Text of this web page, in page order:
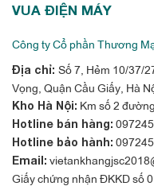
VUA ĐIỆN MÁY
Công ty Cổ phần Thương
Địa chỉ: Số 7, Hẻm 10/37/
Vọng, Quận Cầu Giấy, Hà
Kho Hà Nội: Km số 2
Hotline bán hàng:
Hotline bảo hành:
Email:
Giấy chứng nhận ĐKKD số